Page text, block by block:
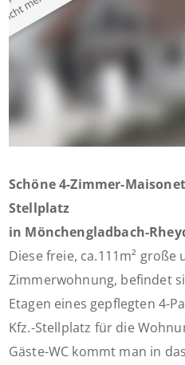
Schöne 4-Zimmer-
Stellplatz
in Mönchengladbach-
Diese freie, ca.111m² große
Zimmerwohnung, befindet
Etagen eines gepflegten 4-
Kfz.-Stellplatz für die
Gäste-WC kommt man in